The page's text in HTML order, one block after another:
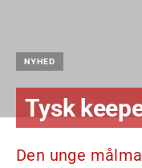
NYHED
Tysk
Den unge